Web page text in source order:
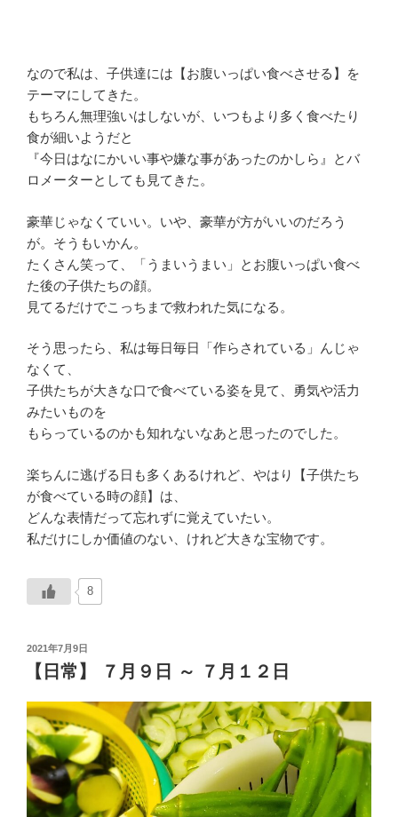
なので私は、子供達には【お腹いっぱい食べさせる】を
テーマにしてきた。
もちろん無理強いはしないが、いつもより多く食べたり
食が細いようだと
『今日はなにかいい事や嫌な事があったのかしら』とバ
ロメーターとしても見てきた。
豪華じゃなくていい。いや、豪華が方がいいのだろう
が。そうもいかん。
たくさん笑って、「うまいうまい」とお腹いっぱい食べ
た後の子供たちの顔。
見てるだけでこっちまで救われた気になる。
そう思ったら、私は毎日毎日「作らされている」んじゃ
なくて、
子供たちが大きな口で食べている姿を見て、勇気や活力
みたいものを
もらっているのかも知れないなあと思ったのでした。
楽ちんに逃げる日も多くあるけれど、やはり【子供たち
が食べている時の顔】は、
どんな表情だって忘れずに覚えていたい。
私だけにしか価値のない、けれど大きな宝物です。
8
投
日:
2021年7月9日
【日常】 ７月９日 ～ ７月１２日